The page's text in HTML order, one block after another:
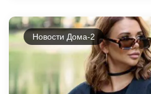
Новости Дома-2